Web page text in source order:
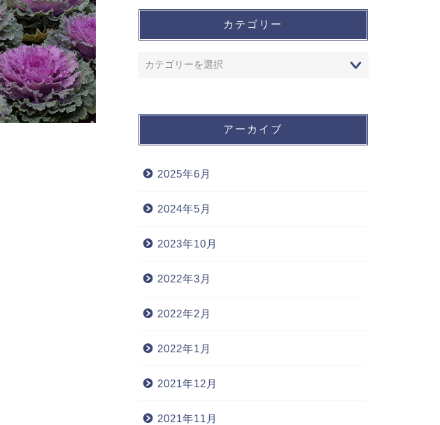
カテゴリー
アーカイブ
2025年6月
2024年5月
2023年10月
2022年3月
2022年2月
2022年1月
2021年12月
2021年11月